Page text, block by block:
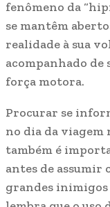
fenômeno da
se mantêm
realidade à sua
acompanhado de
força motora.
Procurar se
no dia da viagem
também é
antes de assumir
grandes inimigos